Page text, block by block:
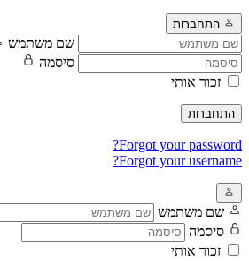
התחברות
שם משתמש
סיסמה
זכור אותי
התחברות
Forgot your password?
Forgot your username?
שם משתמש
סיסמה
זכור אותי